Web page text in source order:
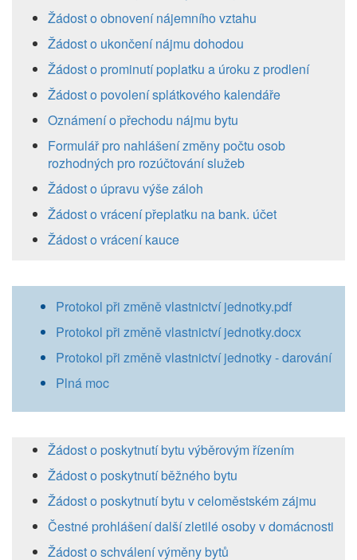
Žádost o obnovení nájemního vztahu
Žádost o ukončení nájmu dohodou
Žádost o prominutí poplatku a úroku z prodlení
Žádost o povolení splátkového kalendáře
Oznámení o přechodu nájmu bytu
Formulář pro nahlášení změny počtu osob
rozhodných pro rozúčtování služeb
Žádost o úpravu výše záloh
Žádost o vrácení přeplatku na bank. účet
Žádost o vrácení kauce
Protokol při změně vlastnictví jednotky.pdf
Protokol při změně vlastnictví jednotky.docx
Protokol při změně vlastnictví jednotky - darování
Plná moc
Žádost o poskytnutí bytu výběrovým řízením
Žádost o poskytnutí běžného bytu
Žádost o poskytnutí bytu v celoměstském zájmu
Čestné prohlášení další zletilé osoby v domácnosti
Žádost o schválení výměny bytů